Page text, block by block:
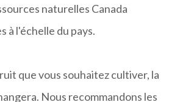
naturelles Canada
à l'échelle du pays.
que vous souhaitez cultiver, la
Nous recommandons les